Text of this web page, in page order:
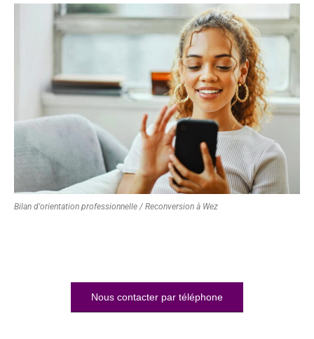
Bilan d'orientation professionnelle / Reconversion à Wez
Nous contacter par téléphone